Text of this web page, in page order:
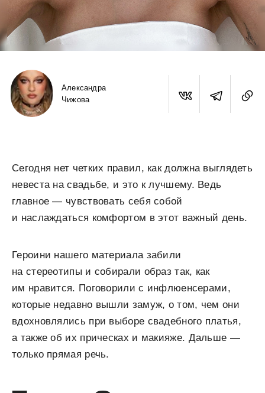
Александра
Чижова
Сегодня нет четких правил, как должна выглядеть
невеста на свадьбе, и это к лучшему. Ведь
главное — чувствовать себя собой
и наслаждаться комфортом в этот важный день.
Героини нашего материала забили
на стереотипы и собирали образ так, как
им нравится. Поговорили с инфлюенсерами,
которые недавно вышли замуж, о том, чем они
вдохновлялись при выборе свадебного платья,
а также об их прическах и макияже. Дальше —
только прямая речь.